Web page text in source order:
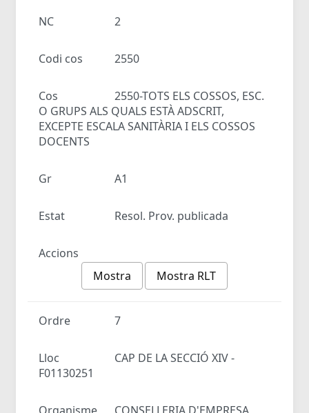
NC 2
Codi cos 2550
Cos
2550-TOTS ELS COSSOS, ESC.
O GRUPS ALS QUALS ESTÀ ADSCRIT,
EXCEPTE ESCALA SANITÀRIA I ELS COSSOS
DOCENTS
Gr A1
Estat Resol. Prov. publicada
Accions
Mostra
Mostra RLT
Ordre 7
Lloc
CAP DE LA SECCIÓ XIV -
F01130251